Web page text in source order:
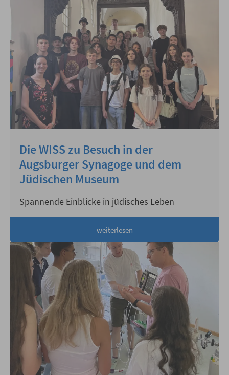
Die WISS zu Besuch in der
Augsburger Synagoge und dem
Jüdischen Museum
Spannende Einblicke in jüdisches Leben
weiterlesen